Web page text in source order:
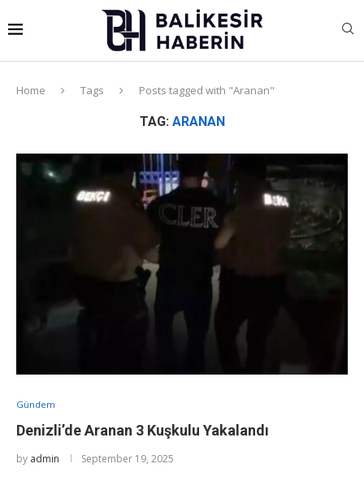
Home Tags Posts tagged with "Aranan"
TAG: ARANAN
Gündem
Denizli’de Aranan 3 Kuşkulu Yakalandı
by admin September 19, 2025